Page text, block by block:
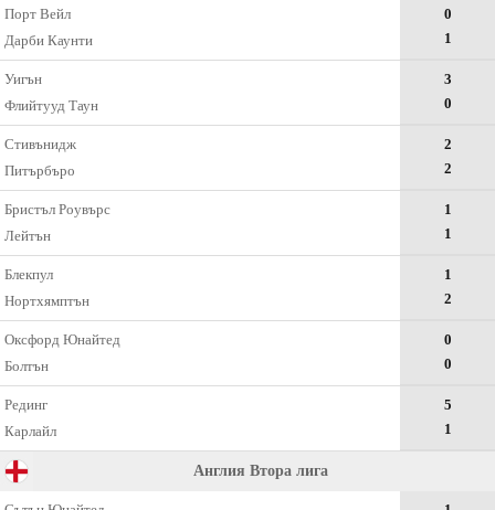
Порт Вейл
Дарби Каунти
0
1
Уигън
Флийтууд Таун
3
0
Стивънидж
Питърбъро
2
2
Бристъл Роувърс
Лейтън
1
1
Блекпул
Нортхямптън
1
2
Оксфорд Юнайтед
Болтън
0
0
Рединг
Карлайл
5
1
Англия Втора лига